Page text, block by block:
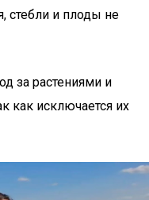
стебли и плоды не
за растениями и
как исключается их